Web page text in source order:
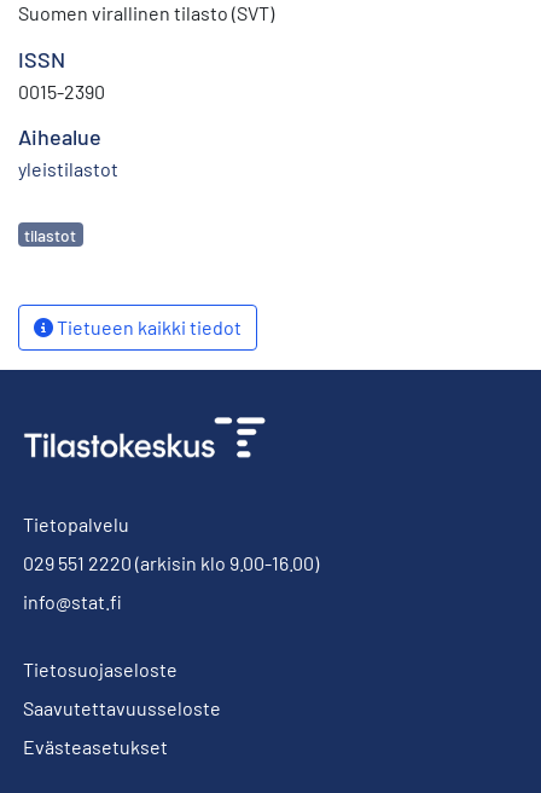
Suomen virallinen tilasto (SVT)
ISSN
0015-2390
Aihealue
yleistilastot
Avainsanat
tilastot
Tietueen kaikki tiedot
Tietopalvelu
029 551 2220 (arkisin klo 9.00-16.00)
info@stat.fi
Tietosuojaseloste
Saavutettavuusseloste
Evästeasetukset